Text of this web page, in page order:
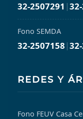
32-2507291 |
Fono SEMDA
32-2507158 |
REDES Y
Fono FEUV Casa